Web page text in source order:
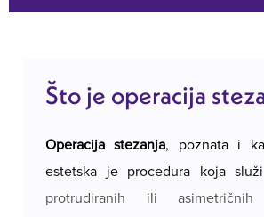
Usluge koje nudimo
O nama
Što je operacija
Operacija stezanja, poznata i
estetska je procedura koja
protrudiranih ili